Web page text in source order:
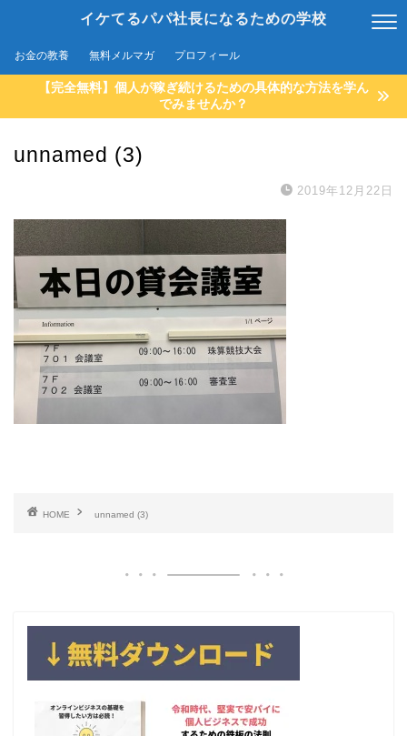
イケてるパパ社長になるための学校
お金の教養 無料メルマガ プロフィール
【完全無料】個人が稼ぎ続けるための具体的な方法を学ん
でみませんか？
unnamed (3)
2019年12月22日
HOME unnamed (3)